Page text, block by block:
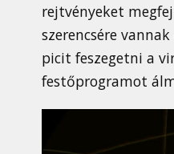
rejtvényeket
szerencsére
picit feszegetni a
festőprogramot